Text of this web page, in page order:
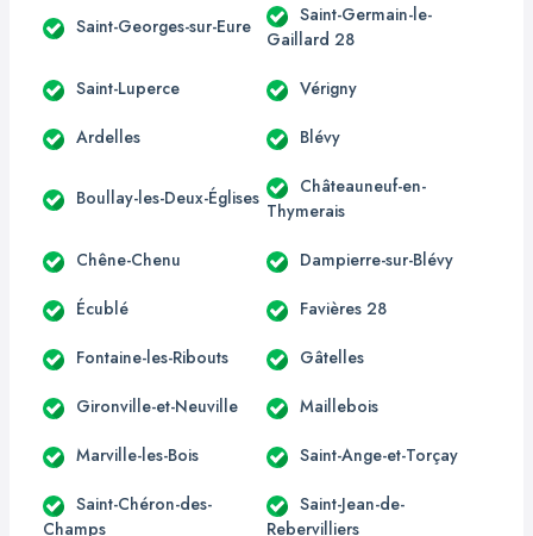
Saint-Georges-sur-Eure
Saint-Germain-le-
Gaillard 28
Saint-Luperce Vérigny
Ardelles Blévy
Boullay-les-Deux-Églises
Châteauneuf-en-
Thymerais
Chêne-Chenu Dampierre-sur-Blévy
Écublé Favières 28
Fontaine-les-Ribouts Gâtelles
Gironville-et-Neuville Maillebois
Marville-les-Bois Saint-Ange-et-Torçay
Saint-Chéron-des-
Champs
Saint-Jean-de-
Rebervilliers